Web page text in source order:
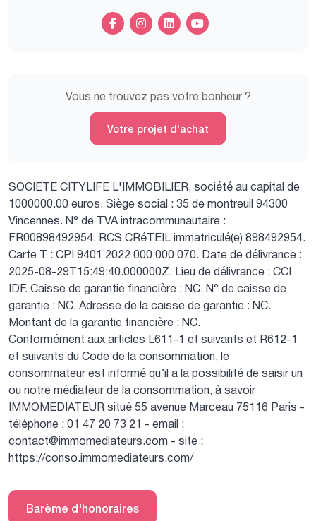
Vous ne trouvez pas votre bonheur ?
Votre projet d'achat
SOCIETE CITYLIFE L'IMMOBILIER, société au capital de
1000000.00 euros. Siège social : 35 de montreuil 94300
Vincennes. N° de TVA intracommunautaire :
FR00898492954. RCS CRéTEIL immatriculé(e) 898492954.
Carte T : CPI 9401 2022 000 000 070. Date de délivrance :
2025-08-29T15:49:40.000000Z. Lieu de délivrance : CCI
IDF. Caisse de garantie financière : NC. N° de caisse de
garantie : NC. Adresse de la caisse de garantie : NC.
Montant de la garantie financière : NC.
Conformément aux articles L611-1 et suivants et R612-1
et suivants du Code de la consommation, le
consommateur est informé qu’il a la possibilité de saisir un
ou notre médiateur de la consommation, à savoir
IMMOMEDIATEUR situé 55 avenue Marceau 75116 Paris -
téléphone : 01 47 20 73 21 - email :
contact@immomediateurs.com - site :
https://conso.immomediateurs.com/
Barème d'honoraires